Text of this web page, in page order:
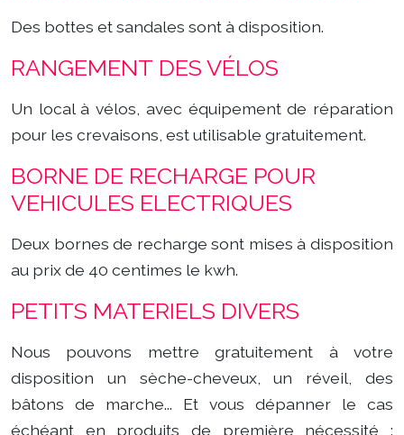
Des bottes et sandales sont à disposition.
RANGEMENT DES VÉLOS
Un local à vélos, avec équipement de réparation
pour les crevaisons, est utilisable gratuitement.
BORNE DE RECHARGE POUR
VEHICULES ELECTRIQUES
Deux bornes de recharge sont mises à disposition
au prix de 40 centimes le kwh.
PETITS MATERIELS DIVERS
Nous pouvons mettre gratuitement à votre
disposition un sèche-cheveux, un réveil, des
bâtons de marche... Et vous dépanner le cas
échéant en produits de première nécessité :